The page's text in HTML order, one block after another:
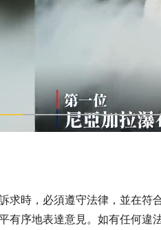
求時，必須遵守法律，並在符
有序地表達意見。如有任何違